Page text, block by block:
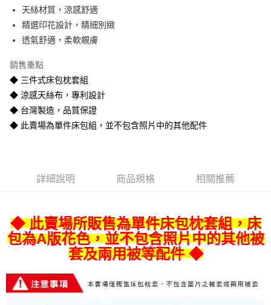
街口支付
悠遊付
全盈+PAY
AFTEE先享後付
相關說明
【關於「AFTEE先享後付」】
３．安心：先確認商品／服務後，再付款。
結帳頁面，進行簡訊認證並確認金額後，即可完成結帳。
２．訂單成立數日內，您將收到繳費通知簡訊。
３．收到繳費通知簡訊後14天內，點擊此簡訊中的連結，可透過四大超商／
ATM／網路銀行／等多元方式進行付款，方視為交易完成。
購買商品的店家。未經商家同意取消之訂單仍視為有效，需透過AFTEE先享
後付繳納相關費用。
宅配-離島
每筆NT$400
天絲材質，涼感舒適
精選印花設計，精細別緻
透氣舒適，柔軟親膚
銷售重點
◆ 三件式床包枕套組
◆ 涼感天絲布，專利設計
◆ 台灣製造，品質保證
◆ 此賣場為單件床包組，並不包含照片中的其他配件
詳細說明 商品規格 相關推薦
◆ 此賣場所販售為單件床包枕套組，床
包為A版花色，並不包含照片中的其他被
套及兩用被等配件 ◆